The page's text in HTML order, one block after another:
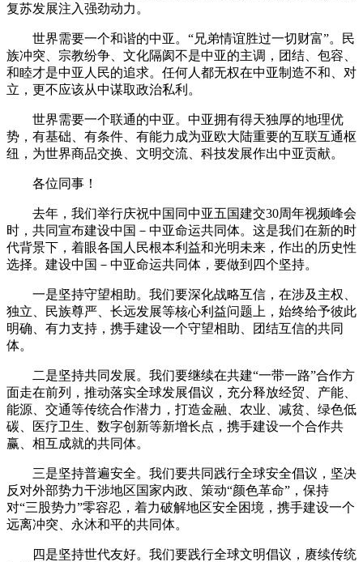
复苏发展注入强劲动力。
世界需要一个和谐的中亚。“兄弟情谊胜过一切财富”。民
族冲突、宗教纷争、文化隔阂不是中亚的主调，团结、包容、
和睦才是中亚人民的追求。任何人都无权在中亚制造不和、对
立，更不应该从中谋取政治私利。
世界需要一个联通的中亚。中亚拥有得天独厚的地理优
势，有基础、有条件、有能力成为亚欧大陆重要的互联互通枢
纽，为世界商品交换、文明交流、科技发展作出中亚贡献。
各位同事！
去年，我们举行庆祝中国同中亚五国建交30周年视频峰会
时，共同宣布建设中国－中亚命运共同体。这是我们在新的时
代背景下，着眼各国人民根本利益和光明未来，作出的历史性
选择。建设中国－中亚命运共同体，要做到四个坚持。
一是坚持守望相助。我们要深化战略互信，在涉及主权、
独立、民族尊严、长远发展等核心利益问题上，始终给予彼此
明确、有力支持，携手建设一个守望相助、团结互信的共同
体。
二是坚持共同发展。我们要继续在共建“一带一路”合作方
面走在前列，推动落实全球发展倡议，充分释放经贸、产能、
能源、交通等传统合作潜力，打造金融、农业、减贫、绿色低
碳、医疗卫生、数字创新等新增长点，携手建设一个合作共
赢、相互成就的共同体。
三是坚持普遍安全。我们要共同践行全球安全倡议，坚决
反对外部势力干涉地区国家内政、策动“颜色革命”，保持
对“三股势力”零容忍，着力破解地区安全困境，携手建设一个
远离冲突、永沐和平的共同体。
四是坚持世代友好。我们要践行全球文明倡议，赓续传统